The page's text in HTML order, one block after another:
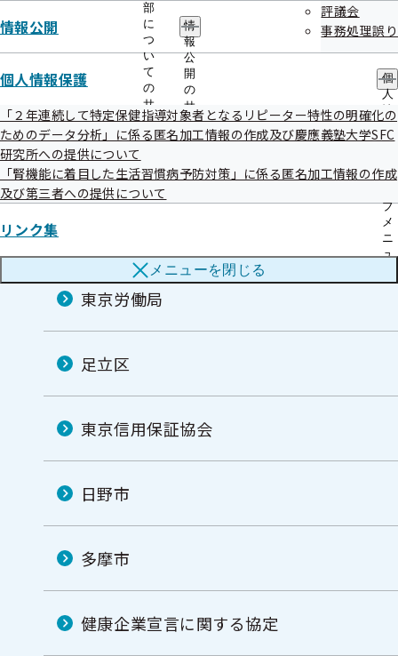
部
に
つ
い
て
の
サ
ブ
メ
ュ
ー
情報公開
情
報
公
開
の
サ
ブ
メ
ュ
評議会
事務処理誤り
個人情報保護
個
人
情
報
保
の
ブ
メ
ニ
ュ
「２年連続して特定保健指導対象者となるリピーター特性の明確化の
ためのデータ分析」に係る匿名加工情報の作成及び慶應義塾大学SFC
研究所への提供について
「腎機能に着目した生活習慣病予防対策」に係る匿名加工情報の作成
及び第三者への提供について
リンク集
メニューを閉じる
東京産業保健総合支援センター
東京都医師会
青梅商工会議所
東京労働局
足立区
東京信用保証協会
日野市
多摩市
健康企業宣言に関する協定